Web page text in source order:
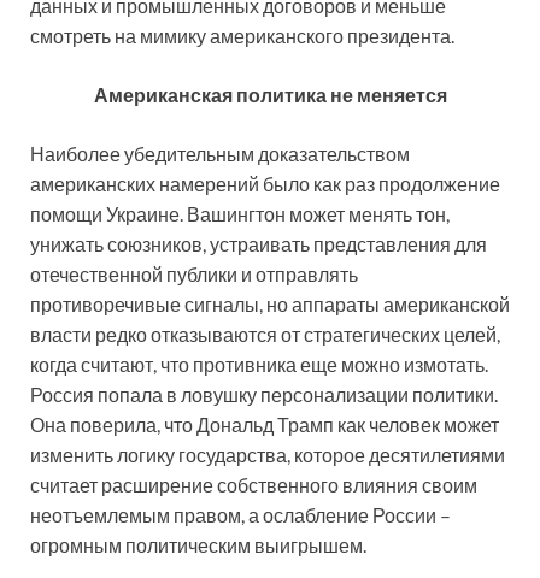
данных и промышленных договоров и меньше
смотреть на мимику американского президента.
Американская политика не меняется
Наиболее убедительным доказательством
американских намерений было как раз продолжение
помощи Украине. Вашингтон может менять тон,
унижать союзников, устраивать представления для
отечественной публики и отправлять
противоречивые сигналы, но аппараты американской
власти редко отказываются от стратегических целей,
когда считают, что противника еще можно измотать.
Россия попала в ловушку персонализации политики.
Она поверила, что Дональд Трамп как человек может
изменить логику государства, которое десятилетиями
считает расширение собственного влияния своим
неотъемлемым правом, а ослабление России –
огромным политическим выигрышем.